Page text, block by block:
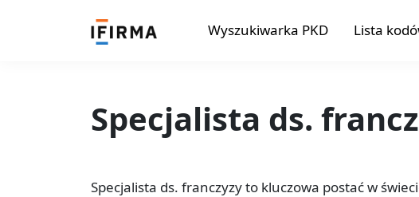
Wyszukiwarka PKD Lista
Specjalista ds.
Specjalista ds. franczyzy to kluczowa postać w